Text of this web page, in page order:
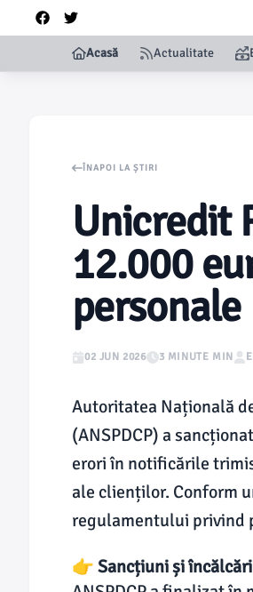
Acasă Actualitate
ÎNAPOI LA ȘTIRI
Unicredit
12.000
personale
02 JUN 2026 3 MINUTE MIN
Autoritatea Națională
(ANSPDCP) a
erori în notificările
ale clienților. Conform
regulamentului privind
👉 Sancțiuni și